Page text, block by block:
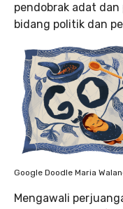
pendobrak adat
bidang politik dan
Google Doodle Maria
Mengawali